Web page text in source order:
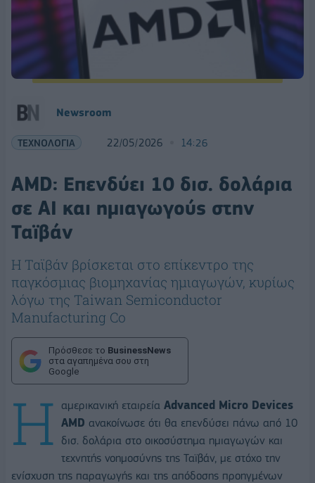
Νewsroom
ΤΕΧΝΟΛΟΓΙΑ 22/05/2026 14:26
AMD: Επενδύει 10 δισ. δολάρια
σε AI και ημιαγωγούς στην
Ταϊβάν
Η Ταϊβάν βρίσκεται στο επίκεντρο της
παγκόσμιας βιομηχανίας ημιαγωγών, κυρίως
λόγω της Taiwan Semiconductor
Manufacturing Co
Πρόσθεσε το BusinessNews
στα αγαπημένα σου στη
Google
Η αμερικανική εταιρεία Advanced Micro Devices
AMD ανακοίνωσε ότι θα επενδύσει πάνω από 10
δισ. δολάρια στο οικοσύστημα ημιαγωγών και
τεχνητής νοημοσύνης της Ταϊβάν, με στόχο την
ενίσχυση της παραγωγής και της απόδοσης προηγμένων